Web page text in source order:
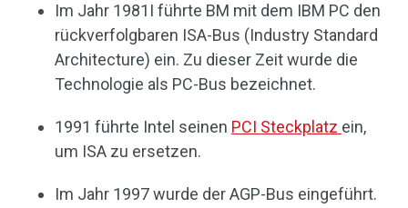
Im Jahr 1981I führte BM mit dem IBM PC den
rückverfolgbaren ISA-Bus (Industry Standard
Architecture) ein. Zu dieser Zeit wurde die
Technologie als PC-Bus bezeichnet.
1991 führte Intel seinen PCI Steckplatz ein,
um ISA zu ersetzen.
Im Jahr 1997 wurde der AGP-Bus eingeführt.